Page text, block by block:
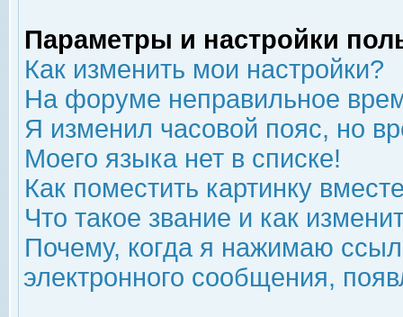
Параметры и настройки
Как изменить мои настройки?
На форуме неправильное
Я изменил часовой пояс, но
Моего языка нет в списке!
Как поместить картинку
Что такое звание и как
Почему, когда я нажимаю
электронного сообщения,